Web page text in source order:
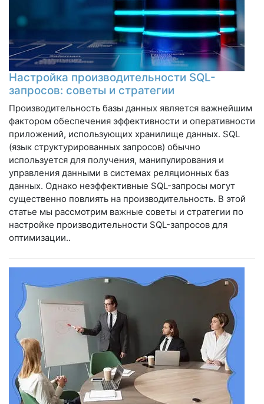
Настройка производительности SQL-
запросов: советы и стратегии
Производительность базы данных является важнейшим
фактором обеспечения эффективности и оперативности
приложений, использующих хранилище данных. SQL
(язык структурированных запросов) обычно
используется для получения, манипулирования и
управления данными в системах реляционных баз
данных. Однако неэффективные SQL-запросы могут
существенно повлиять на производительность. В этой
статье мы рассмотрим важные советы и стратегии по
настройке производительности SQL-запросов для
оптимизации..